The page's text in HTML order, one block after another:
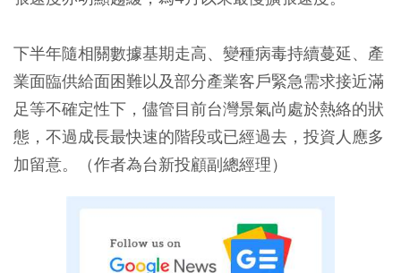
下半年隨相關數據基期走高、變種病毒持續蔓延、產
業面臨供給面困難以及部分產業客戶緊急需求接近滿
足等不確定性下，儘管目前台灣景氣尚處於熱絡的狀
態，不過成長最快速的階段或已經過去，投資人應多
加留意。（作者為台新投顧副總經理）